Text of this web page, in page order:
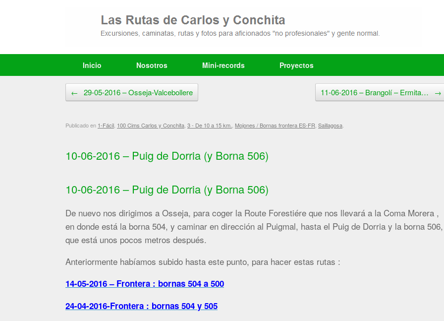
Inicio Nosotros Mini-records Proyectos
Navegador de artículos
← 29-05-2016 – Osseja-Valcebollere 11-06-2016 – Brangolí – Ermita… →
Publicado en 1-Fácil 100 Cims Carlos y Conchita 3 - De 10 a 15 km. Mojones / Bornas frontera ES-FR Saillagosa
10-06-2016 – Puig de Dorria (y Borna 506)
10-06-2016 – Puig de Dorria (y Borna 506)
De nuevo nos dirigimos a Osseja, para coger la Route Forestiére que nos llevará a la Coma Morera ,
en donde está la borna 504, y caminar en dirección al Puigmal, hasta el Puig de Dorria y la borna 506,
que está unos pocos metros después.
Anteriormente habíamos subido hasta este punto, para hacer estas rutas :
14-05-2016 – Frontera : bornas 504 a 500
24-04-2016-Frontera : bornas 504 y 505